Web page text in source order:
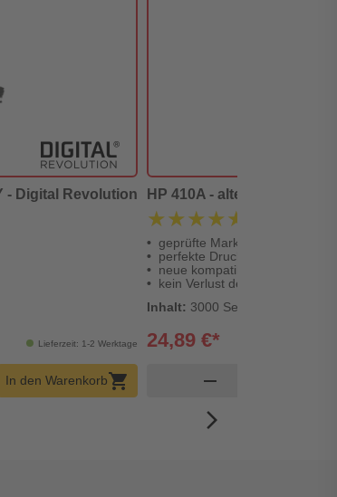
- Digital Revolution
Lieferzeit: 1-2 Werktage
In den Warenkorbshopping_cart
HP 410A - alternativer
★★★★★
★★★★★
geprüfte Markenqualität
perfekte Druckergebnisse
neue kompatible
kein Verlust der Gerätegarantie
Inhalt: 3000 Seiten (0,83 €* /
24,89 €*
remove
arrow_forward_ios